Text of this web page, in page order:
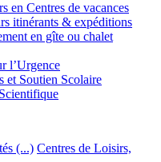
en Centres de vacances
itinérants & expéditions
en gîte ou chalet
l’Urgence
et Soutien Scolaire
(...) Centres de Loisirs,